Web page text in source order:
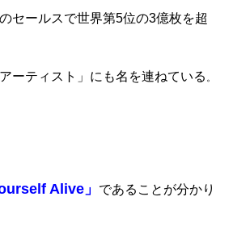
セールスで世界第5位の3億枚を超
ーティスト」にも名を連ねている 。
Alive」
であることが分かり